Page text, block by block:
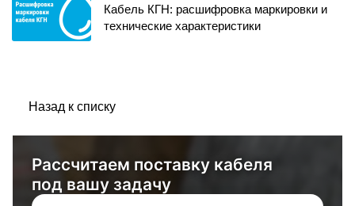
Кабель КГН: расшифровка маркировки и
технические характеристики
Назад к списку
Рассчитаем поставку кабеля
под вашу задачу